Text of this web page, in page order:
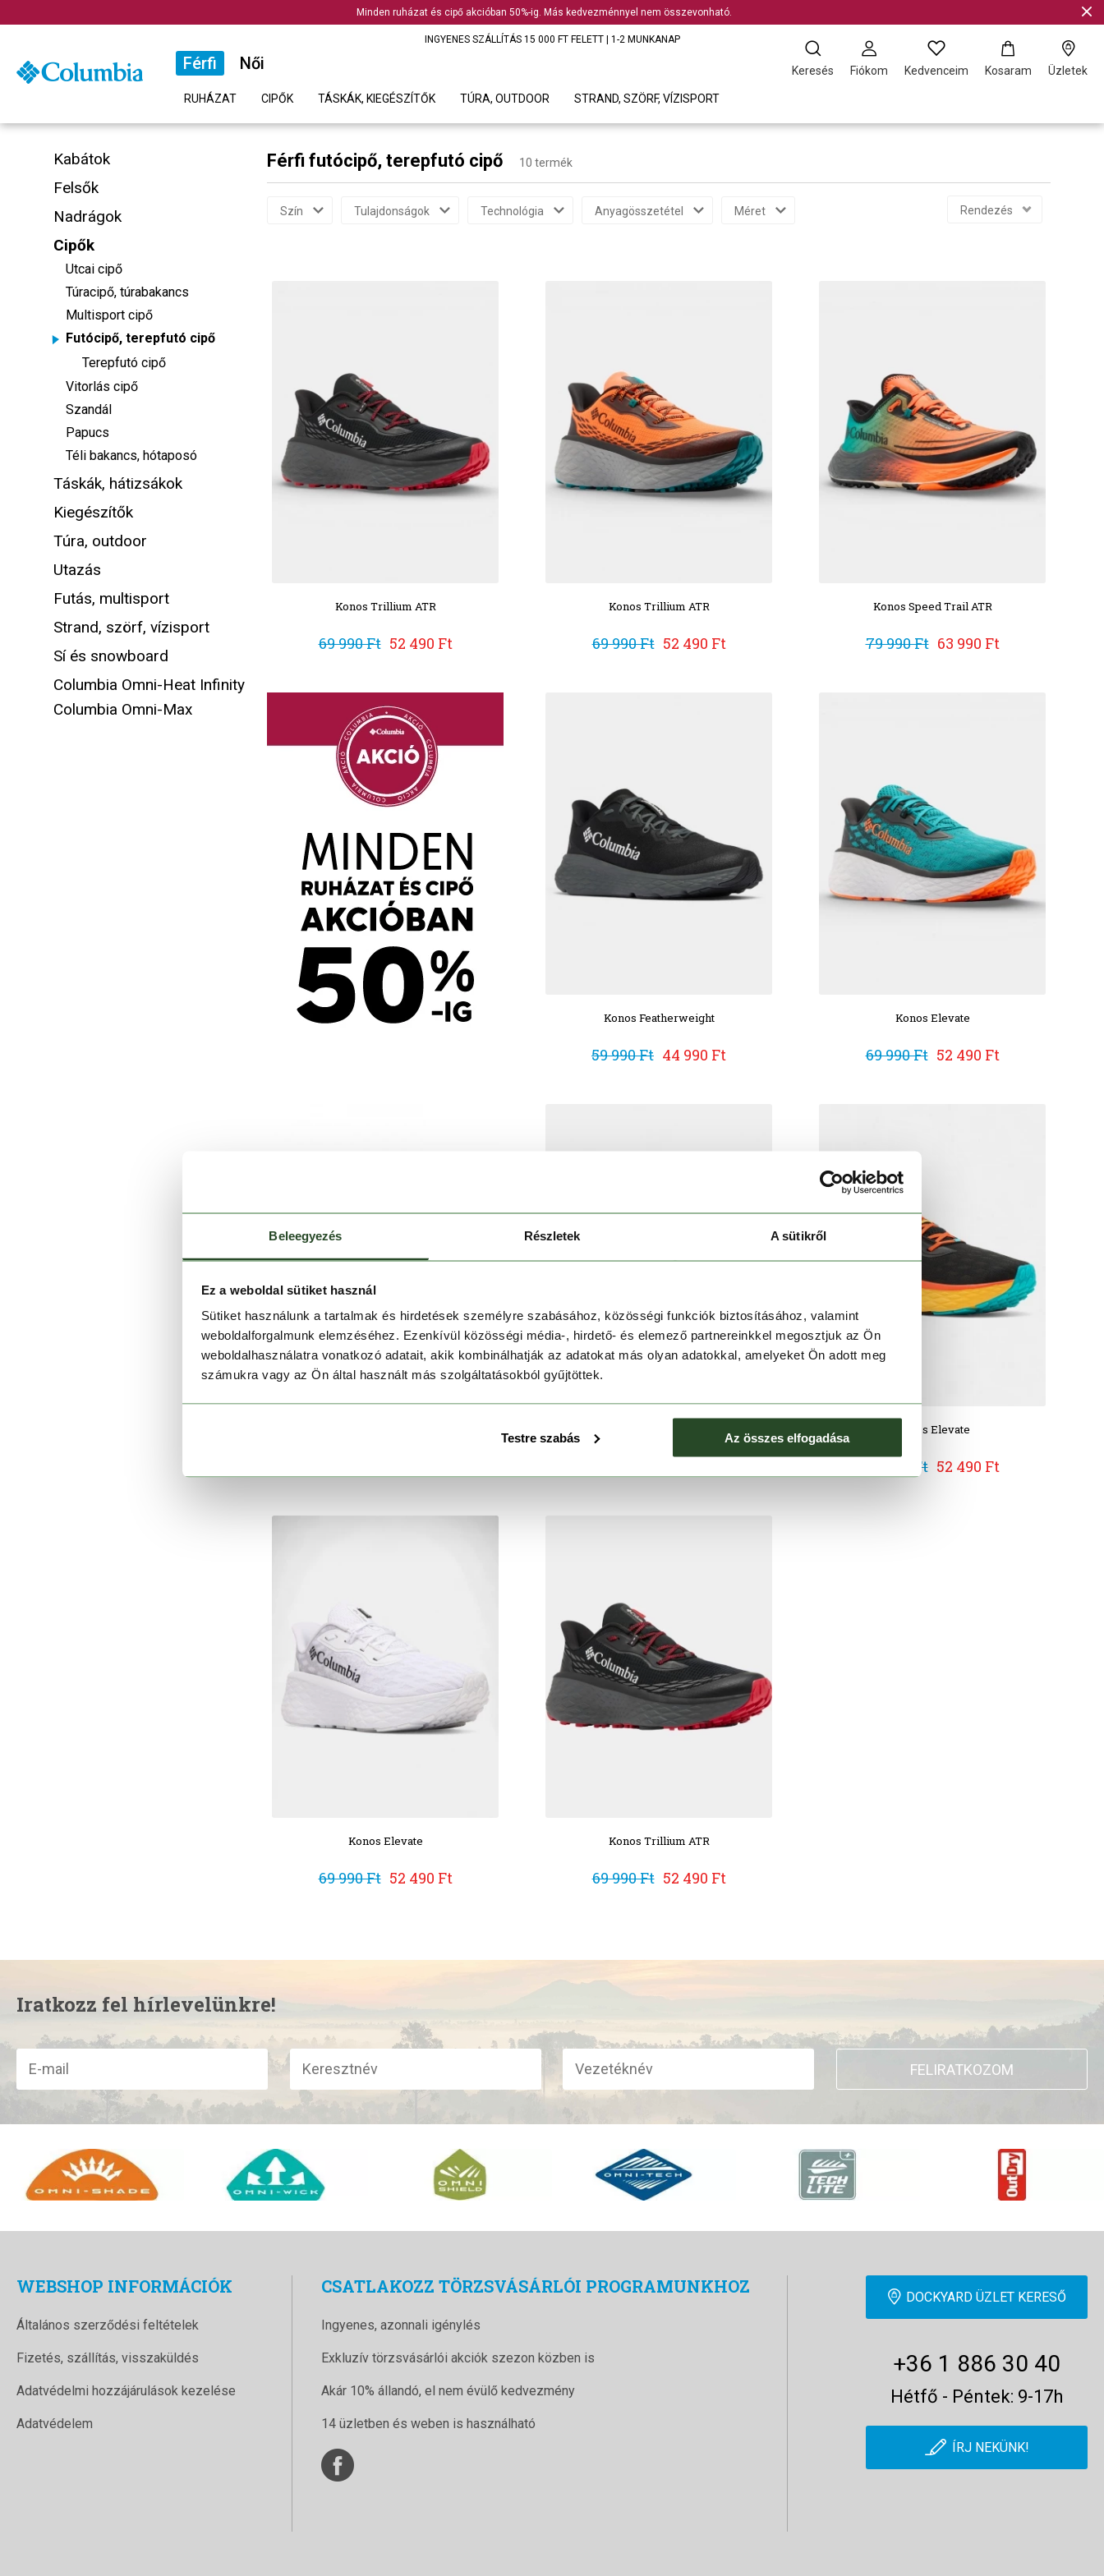
Beleegyezés Részletek A sütikről
Ez a weboldal sütiket használ
Sütiket használunk a tartalmak és hirdetések személyre szabásához, közösségi funkciók biztosításához, valamint
weboldalforgalmunk elemzéséhez. Ezenkívül közösségi média-, hirdető- és elemező partnereinkkel megosztjuk az Ön
weboldalhasználatra vonatkozó adatait, akik kombinálhatják az adatokat más olyan adatokkal, amelyeket Ön adott meg
számukra vagy az Ön által használt más szolgáltatásokból gyűjtöttek.
Testre szabás Az összes elfogadása
Minden ruházat és cipő akcióban 50%-ig. Más kedvezménnyel nem összevonható.
INGYENES SZÁLLÍTÁS 15 000 FT FELETT | 1-2 MUNKANAP
Férfi Női
RUHÁZAT CIPŐK TÁSKÁK, KIEGÉSZÍTŐK TÚRA, OUTDOOR STRAND, SZÖRF, VÍZISPORT
Keresés Fiókom Kedvenceim Kosaram Üzletek
Kabátok
Felsők
Nadrágok
Cipők
Utcai cipő
Túracipő, túrabakancs
Multisport cipő
Futócipő, terepfutó cipő
Terepfutó cipő
Vitorlás cipő
Szandál
Papucs
Téli bakancs, hótaposó
Táskák, hátizsákok
Kiegészítők
Túra, outdoor
Utazás
Futás, multisport
Strand, szörf, vízisport
Sí és snowboard
Columbia Omni-Heat Infinity
Columbia Omni-Max
Férfi futócipő, terepfutó cipő 10 termék
Szín Tulajdonságok Technológia Anyagösszetétel Méret Rendezés
Konos Trillium ATR
69 990 Ft 52 490 Ft
Konos Trillium ATR
69 990 Ft 52 490 Ft
Konos Speed Trail ATR
79 990 Ft 63 990 Ft
Konos Featherweight
59 990 Ft 44 990 Ft
Konos Elevate
69 990 Ft 52 490 Ft
Konos Elevate
69 990 Ft 52 490 Ft
Konos Elevate
69 990 Ft 52 490 Ft
Konos Trillium ATR
69 990 Ft 52 490 Ft
Iratkozz fel hírlevelünkre!
FELIRATKOZOM
WEBSHOP INFORMÁCIÓK
Általános szerződési feltételek
Fizetés, szállítás, visszaküldés
Adatvédelmi hozzájárulások kezelése
Adatvédelem
CSATLAKOZZ TÖRZSVÁSÁRLÓI PROGRAMUNKHOZ
Ingyenes, azonnali igénylés
Exkluzív törzsvásárlói akciók szezon közben is
Akár 10% állandó, el nem évülő kedvezmény
14 üzletben és weben is használható
DOCKYARD ÜZLET KERESŐ
+36 1 886 30 40
Hétfő - Péntek: 9-17h
ÍRJ NEKÜNK!